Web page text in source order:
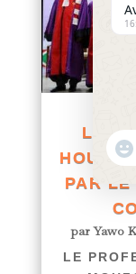
LE
PAR LE
parYawo
LE